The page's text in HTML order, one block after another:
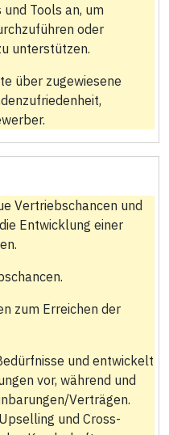
Tools an, um
oder
unterstützen.
über zugewiesene
Vertriebschancen und
Entwicklung einer
zum Erreichen der
und entwickelt
vor, während und
Verträgen.
und Cross-